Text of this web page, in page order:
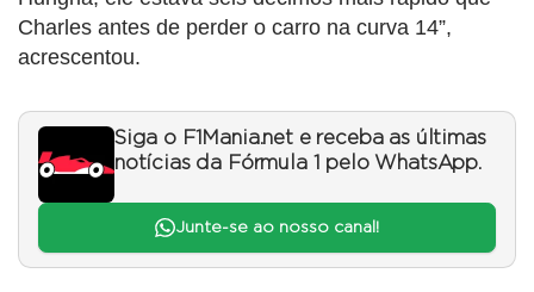
Charles antes de perder o carro na curva 14”,
acrescentou.
Siga o F1Mania.net e receba as últimas
notícias da Fórmula 1 pelo WhatsApp.
Junte-se ao nosso canal!